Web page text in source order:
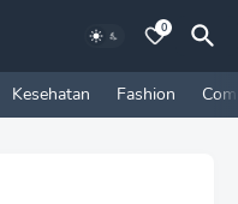
0
Kesehatan Fashion